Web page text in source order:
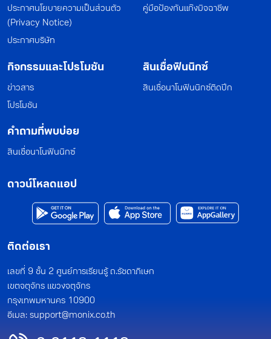
ประกาศนโยบายความเป็นส่วนตัว
(Privacy Notice)
ประกาศบริษัท
คู่มือป้องกันแก๊งมิจฉาชีพ
กิจกรรมและโปรโมชัน
ข่าวสาร
โปรโมชัน
สินเชื่อฟินนิกซ์
สินเชื่อนาโนฟินนิกซ์ติดปีก
คำถามที่พบบ่อย
สินเชื่อนาโนฟินนิกซ์
ดาวน์โหลดแอป
ติดต่อเรา
เลขที่ 9 ชั้น 2 ศูนย์การเรียนรู้ ถ.รัชดาภิเษก
เขตจตุจักร แขวงจตุจักร
กรุงเทพมหานคร 10900
อีเมล:support@monix.co.th